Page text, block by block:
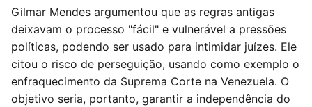
Gilmar Mendes argumentou que as regras antigas
deixavam o processo "fácil" e vulnerável a pressões
políticas, podendo ser usado para intimidar juízes. Ele
citou o risco de perseguição, usando como exemplo o
enfraquecimento da Suprema Corte na Venezuela. O
objetivo seria, portanto, garantir a independência do